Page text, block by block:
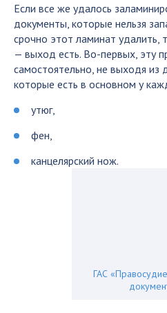
Если все же удалось
документы, которые нельзя
срочно этот ламинат удалить,
— выход есть. Во-первых, эту
самостоятельно, не выходя из
которые есть в основном у
утюг,
фен,
канцелярский нож.
ГАС